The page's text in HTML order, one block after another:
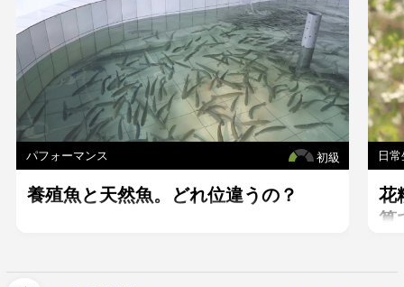
初級
パフォーマンス
養殖魚と天然魚。どれ位違うの？
日
花
算